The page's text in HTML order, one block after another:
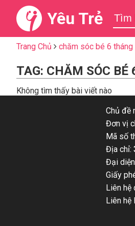
Yêu Trẻ
Trang Chủ chăm sóc bé 6 tháng
TAG: CHĂM SÓC BÉ
Không tìm thấy bài viết nào
Chủ đề
Đơn vị
Mã số
Địa chỉ:
Đại
Giấy
Liên hệ
Liên hệ